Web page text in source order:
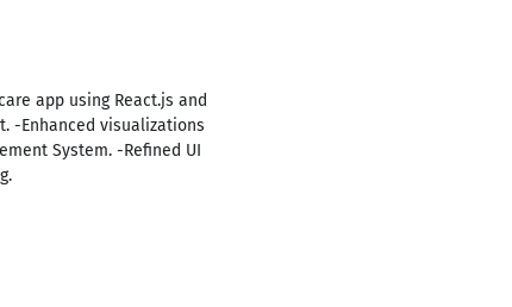
app using React.js and
-Enhanced visualizations
System. -Refined UI